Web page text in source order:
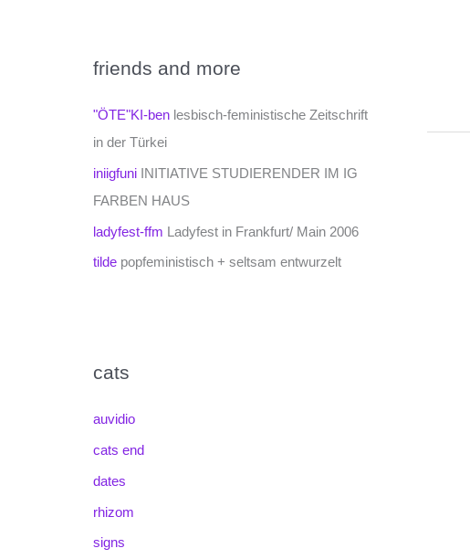
friends and more
"ÖTE"KI-ben lesbisch-feministische Zeitschrift
in der Türkei
iniigfuni INITIATIVE STUDIERENDER IM IG
FARBEN HAUS
ladyfest-ffm Ladyfest in Frankfurt/ Main 2006
tilde popfeministisch + seltsam entwurzelt
cats
auvidio
cats end
dates
rhizom
signs